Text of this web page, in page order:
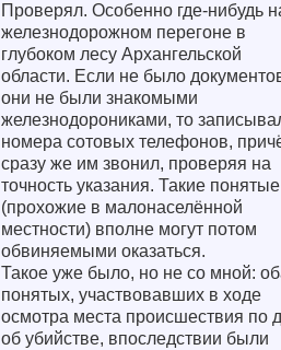
Проверял. Особенно где-нибудь
железнодорожном перегоне в
глубоком лесу Архангельской
области. Если не было
они не были знакомыми
железнодорониками, то
номера сотовых телефонов,
сразу же им звонил, проверяя на
точность указания. Такие понятые
(прохожие в малонаселённой
местности) вполне могут потом
обвиняемыми оказаться.
Такое уже было, но не со мной:
понятых, участвовавших в ходе
осмотра места происшествия по
об убийстве, впоследствии были